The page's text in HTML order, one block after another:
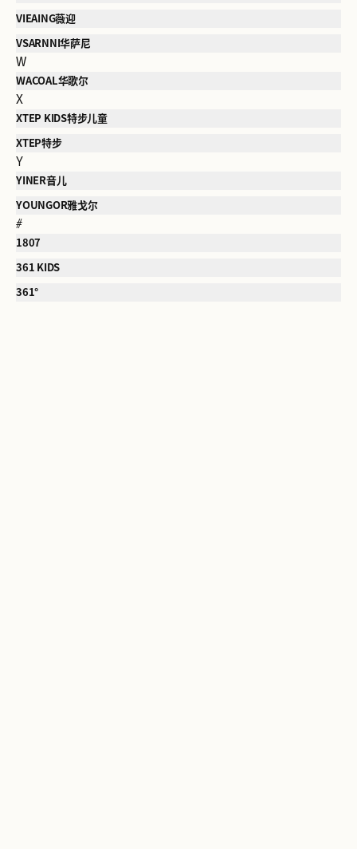
VIEAING薇迎
VSARNNI华萨尼
W
WACOAL华歌尔
X
XTEP KIDS特步儿童
XTEP特步
Y
YINER音儿
YOUNGOR雅戈尔
#
1807
361 KIDS
361°